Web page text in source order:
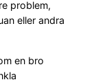
problem,
eller andra
en bro